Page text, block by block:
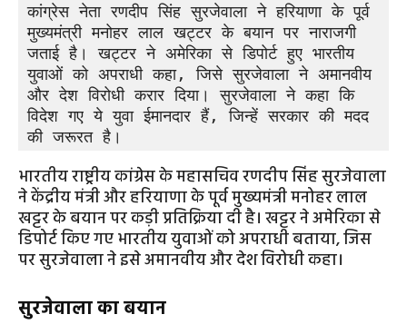
कांग्रेस नेता रणदीप सिंह सुरजेवाला ने हरियाणा के पूर्व
मुख्यमंत्री मनोहर लाल खट्टर के बयान पर नाराजगी
जताई है। खट्टर ने अमेरिका से डिपोर्ट हुए भारतीय
युवाओं को अपराधी कहा, जिसे सुरजेवाला ने अमानवीय
और देश विरोधी करार दिया। सुरजेवाला ने कहा कि
विदेश गए ये युवा ईमानदार हैं, जिन्हें सरकार की मदद
की जरूरत है।
भारतीय राष्ट्रीय कांग्रेस के महासचिव रणदीप सिंह सुरजेवाला
ने केंद्रीय मंत्री और हरियाणा के पूर्व मुख्यमंत्री मनोहर लाल
खट्टर के बयान पर कड़ी प्रतिक्रिया दी है। खट्टर ने अमेरिका से
डिपोर्ट किए गए भारतीय युवाओं को अपराधी बताया, जिस
पर सुरजेवाला ने इसे अमानवीय और देश विरोधी कहा।
सुरजेवाला का बयान